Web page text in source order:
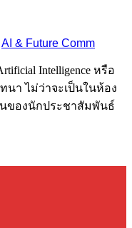
AI & Future Comm
Intelligence หรือ
า ไม่ว่าจะเป็นในห้อง
ของนักประชาสัมพันธ์